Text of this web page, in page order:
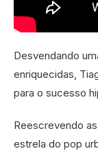
Desvendando
enriquecidas,
para o sucesso
Reescrevendo
estrela do pop